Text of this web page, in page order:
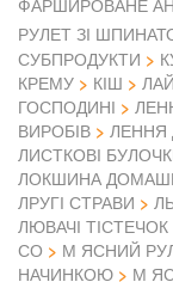
РУЛЕТ ЗІ
СУБПРОДУКТИ
КРЕМУ
КІШ
ГОСПОДИНІ
ВИРОБІВ
ЛЕННЯ
ЛИСТКОВІ
ЛОКШИНА
ЛРУГІ СТРАВИ
ЛЮВАЧІ ТІСТЕЧОК
СО
М ЯСНИЙ
НАЧИНКОЮ
М